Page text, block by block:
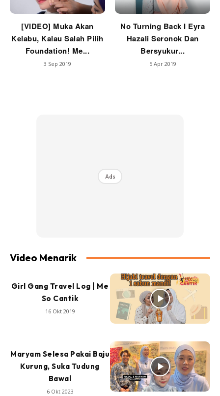
[VIDEO] Muka Akan
Kelabu, Kalau Salah Pilih
Foundation! Me...
3 Sep 2019
No Turning Back I Eyra
Hazali Seronok Dan
Bersyukur...
5 Apr 2019
Ads
Video Menarik
Girl Gang Travel Log | Me
So Cantik
16 Okt 2019
Maryam Selesa Pakai Baju
Kurung, Suka Tudung
Bawal
6 Okt 2023